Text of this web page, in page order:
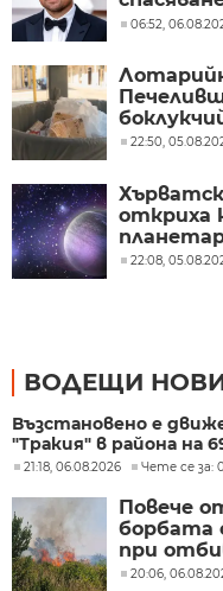
06:52,
22:50,
откриха
22:08,
ВОДЕЩИ
Възстановено е
"Тракия" в района на
21:18, 06.08.2026 Чете се за:
Повече
борбата
при
20:06,